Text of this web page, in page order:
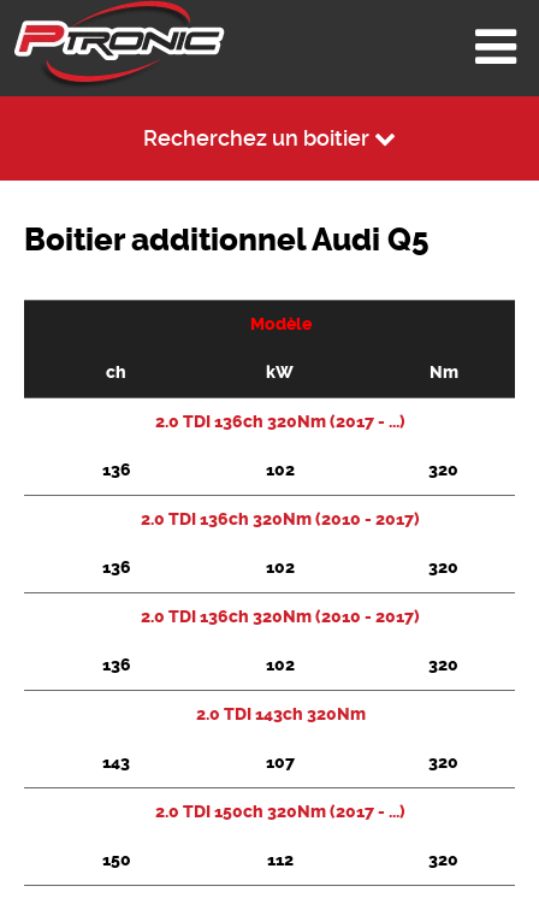
Recherchez un boitier
Chercher
Boitier additionnel Audi Q5
Modèle
ch kW Nm
2.0 TDI 136ch 320Nm (2017 - ...)
136 102 320
2.0 TDI 136ch 320Nm (2010 - 2017)
136 102 320
2.0 TDI 136ch 320Nm (2010 - 2017)
136 102 320
2.0 TDI 143ch 320Nm
143 107 320
2.0 TDI 150ch 320Nm (2017 - ...)
150 112 320